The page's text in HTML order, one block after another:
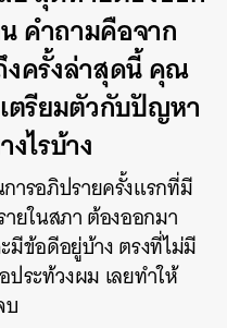
คำถามคือจาก
งครั้งล่าสุดนี้ คุณ
ตรียมตัวกับปัญหา
ไรบ้าง
ารอภิปรายครั้งแรกที่มี
ยในสภา ต้องออกมา
ข้อดีอยู่บ้าง ตรงที่ไม่มี
ระท้วงผม เลยทำให้
บ